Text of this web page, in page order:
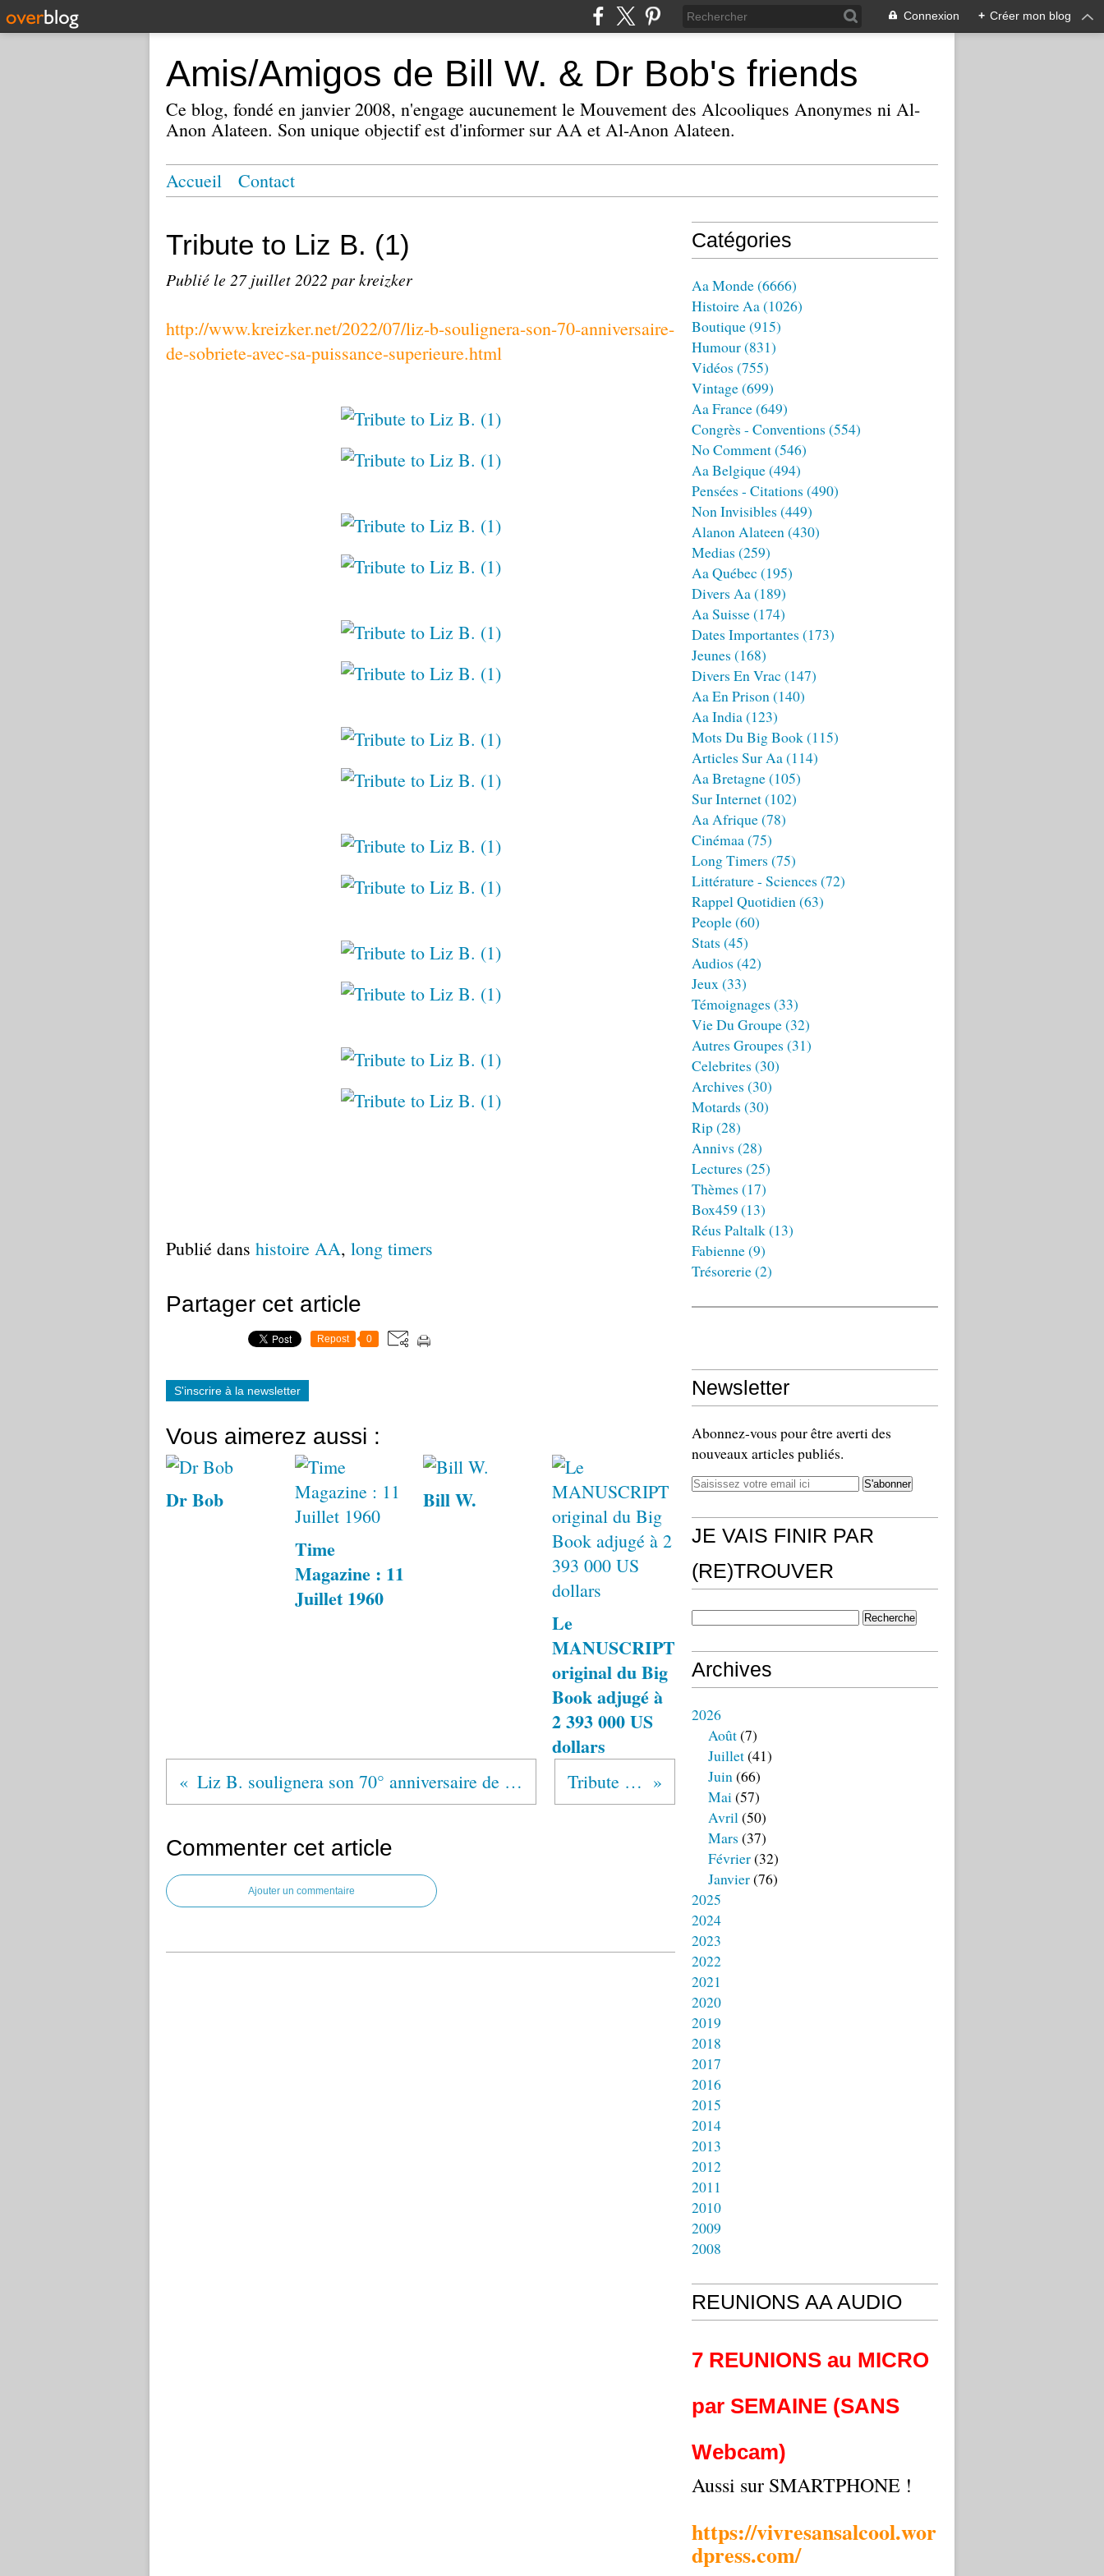
Connexion + Créer mon blog
Amis/Amigos de Bill W. & Dr Bob's friends
Ce blog, fondé en janvier 2008, n'engage aucunement le Mouvement des Alcooliques Anonymes ni Al-
Anon Alateen. Son unique objectif est d'informer sur AA et Al-Anon Alateen.
Accueil Contact
Tribute to Liz B. (1)
Publié le 27 juillet 2022 par kreizker
http://www.kreizker.net/2022/07/liz-b-soulignera-son-70-anniversaire-
de-sobriete-avec-sa-puissance-superieure.html
Publié dans histoire AA, long timers
Partager cet article
Repost 0
S'inscrire à la newsletter
Vous aimerez aussi :
Dr Bob
Time
Magazine : 11
Juillet 1960
Bill W.
Le
MANUSCRIPT
original du Big
Book adjugé à
2 393 000 US
dollars
Liz B. soulignera son 70° anniversaire de sobriété avec sa Puissance Supérieure Tribute to Liz B. (2)
Commenter cet article
Ajouter un commentaire
Catégories
Aa Monde(6666)
Histoire Aa(1026)
Boutique(915)
Humour(831)
Vidéos (755)
Vintage(699)
Aa France(649)
Congrès - Conventions (554)
No Comment(546)
Aa Belgique(494)
Pensées - Citations (490)
Non Invisibles (449)
Alanon Alateen(430)
Medias (259)
Aa Québec (195)
Divers Aa(189)
Aa Suisse(174)
Dates Importantes (173)
Jeunes (168)
Divers En Vrac (147)
Aa En Prison(140)
Aa India(123)
Mots Du Big Book(115)
Articles Sur Aa(114)
Aa Bretagne(105)
Sur Internet(102)
Aa Afrique(78)
Cinémaa(75)
Long Timers (75)
Littérature - Sciences (72)
Rappel Quotidien(63)
People(60)
Stats (45)
Audios (42)
Jeux(33)
Témoignages (33)
Vie Du Groupe(32)
Autres Groupes (31)
Celebrites (30)
Archives (30)
Motards (30)
Rip(28)
Annivs (28)
Lectures (25)
Thèmes (17)
Box459 (13)
Réus Paltalk(13)
Fabienne(9)
Trésorerie(2)
Newsletter
Abonnez-vous pour être averti des
nouveaux articles publiés.
JE VAIS FINIR PAR
(RE)TROUVER
Archives
2026
Août(7)
Juillet(41)
Juin(66)
Mai(57)
Avril(50)
Mars (37)
Février(32)
Janvier(76)
2025
2024
2023
2022
2021
2020
2019
2018
2017
2016
2015
2014
2013
2012
2011
2010
2009
2008
REUNIONS AA AUDIO
7 REUNIONS au MICRO
par SEMAINE (SANS
Webcam)
Aussi sur SMARTPHONE !
https://vivresansalcool.wor
dpress.com/